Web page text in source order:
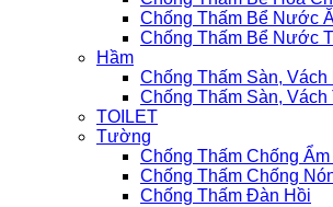
Chống Thấm Bể Nước
Chống Thấm Bể Nước
Hầm
Chống Thấm Sàn, Vách
Chống Thấm Sàn, Vách
TOILET
Tường
Chống Thấm Chống
Chống Thấm Chống
Chống Thấm Đàn Hồi